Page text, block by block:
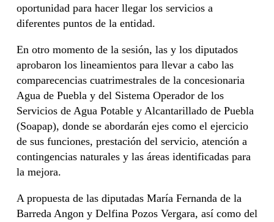
oportunidad para hacer llegar los servicios a
diferentes puntos de la entidad.
En otro momento de la sesión, las y los diputados
aprobaron los lineamientos para llevar a cabo las
comparecencias cuatrimestrales de la concesionaria
Agua de Puebla y del Sistema Operador de los
Servicios de Agua Potable y Alcantarillado de Puebla
(Soapap), donde se abordarán ejes como el ejercicio
de sus funciones, prestación del servicio, atención a
contingencias naturales y las áreas identificadas para
la mejora.
A propuesta de las diputadas María Fernanda de la
Barreda Angon y Delfina Pozos Vergara, así como del